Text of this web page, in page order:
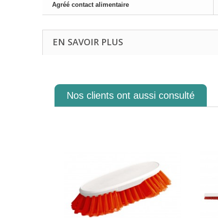
Agréé contact alimentaire
EN SAVOIR PLUS
Nos clients ont aussi consulté